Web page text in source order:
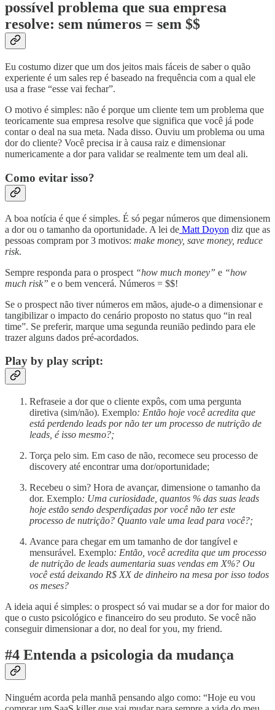
possível problema que sua empresa
resolve: sem números = sem $$
Eu costumo dizer que um dos jeitos mais fáceis de saber o quão
experiente é um sales rep é baseado na frequência com a qual ele
usa a frase “esse vai fechar”.
O motivo é simples: não é porque um cliente tem um problema que
teoricamente sua empresa resolve que significa que você já pode
contar o deal na sua meta. Nada disso. Ouviu um problema ou uma
dor do cliente? Você precisa ir à causa raiz e dimensionar
numericamente a dor para validar se realmente tem um deal ali.
Como evitar isso?
A boa notícia é que é simples. É só pegar números que dimensionem
a dor ou o tamanho da oportunidade. A lei de Matt Doyon diz que as
pessoas compram por 3 motivos: make money, save money, reduce
risk.
Sempre responda para o prospect “how much money” e “how
much risk” e o bem vencerá. Números = $$!
Se o prospect não tiver números em mãos, ajude-o a dimensionar e
tangibilizar o impacto do cenário proposto no status quo “in real
time”. Se preferir, marque uma segunda reunião pedindo para ele
trazer alguns dados pré-acordados.
Play by play script:
Refraseie a dor que o cliente expôs, com uma pergunta
diretiva (sim/não). Exemplo: Então hoje você acredita que
está perdendo leads por não ter um processo de nutrição de
leads, é isso mesmo?;
Torça pelo sim. Em caso de não, recomece seu processo de
discovery até encontrar uma dor/oportunidade;
Recebeu o sim? Hora de avançar, dimensione o tamanho da
dor. Exemplo: Uma curiosidade, quantos % das suas leads
hoje estão sendo desperdiçadas por você não ter este
processo de nutrição? Quanto vale uma lead para você?;
Avance para chegar em um tamanho de dor tangível e
mensurável. Exemplo: Então, você acredita que um processo
de nutrição de leads aumentaria suas vendas em X%? Ou
você está deixando R$ XX de dinheiro na mesa por isso todos
os meses?
A ideia aqui é simples: o prospect só vai mudar se a dor for maior do
que o custo psicológico e financeiro do seu produto. Se você não
conseguir dimensionar a dor, no deal for you, my friend.
#4 Entenda a psicologia da mudança
Ninguém acorda pela manhã pensando algo como: “Hoje eu vou